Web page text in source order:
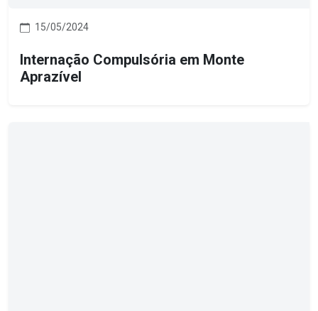
15/05/2024
Internação Compulsória em Monte
Aprazível